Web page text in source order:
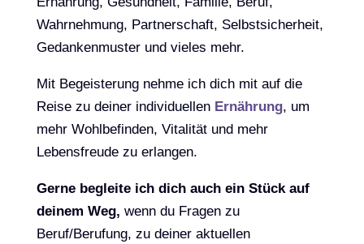
Wahrnehmung, Partnerschaft, Selbstsicherheit,
Gedankenmuster und vieles mehr.
Mit Begeisterung nehme ich dich mit auf die
Reise zu deiner individuellen Ernährung, um
mehr Wohlbefinden, Vitalität und mehr
Lebensfreude zu erlangen.
Gerne begleite ich dich auch ein Stück auf
deinem Weg, wenn du Fragen zu
Beruf/Berufung, zu deiner aktuellen